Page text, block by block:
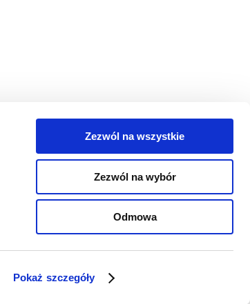
Pokaż szczegóły
Zezwól na wszystkie
Zezwól na wybór
Odmowa